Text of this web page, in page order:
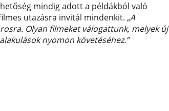
mindig adott a példákból való
utazásra invitál mindenkit. „A
Olyan filmeket válogattunk, melyek új
nyomon követéséhez.”